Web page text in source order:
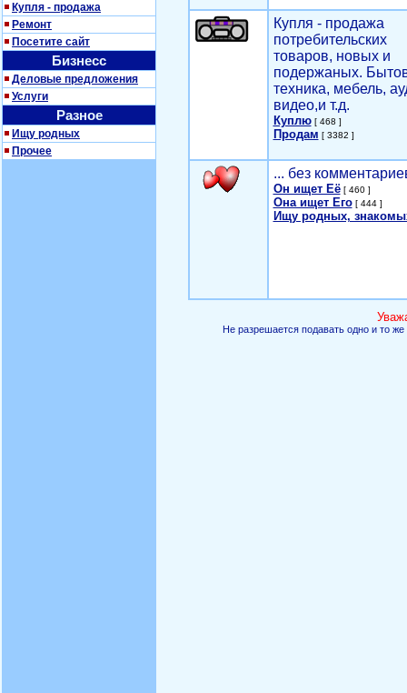
Купля - продажа
Ремонт
Посетите сайт
Бизнесс
Деловые предложения
Услуги
Разное
Ищу родных
Прочее
Купля - продажа
потребительских
товаров, новых и
подержаных.
техника, мебель,
видео,и т.д.
Куплю[ 468 ]
Продам [ 3382 ]
... без
Он ищет Её[ 460 ]
Она ищет Его[ 444 ]
Ищу родных,
Не разрешается подавать одно и то